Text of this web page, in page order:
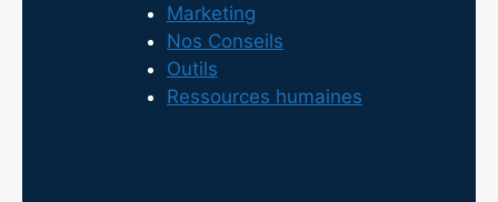
Marketing
Nos Conseils
Outils
Ressources humaines